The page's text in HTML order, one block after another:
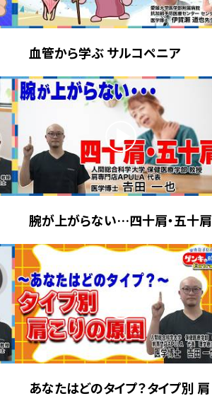
血管から学ぶ サルコペニア
腕が上がらない…四十肩・五十肩
あなたはどのタイプ？タイプ別 肩